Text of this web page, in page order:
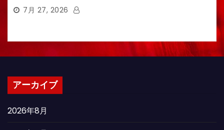
7月 27, 2026
アーカイブ
2026年8月